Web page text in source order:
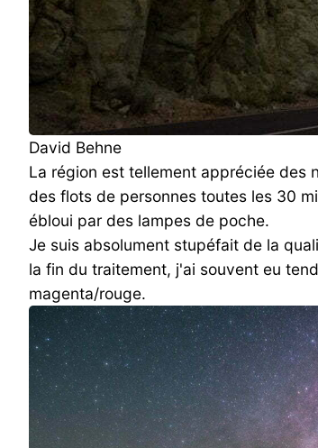
David Behne
La région est tellement appréciée des
des flots de personnes toutes les 30
ébloui par des lampes de poche.
Je suis absolument stupéfait de la
la fin du traitement, j'ai souvent eu
magenta/rouge.